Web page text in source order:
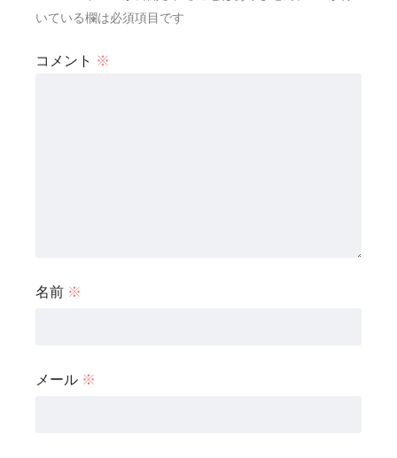
いている欄は必須項目です
コメント ※
名前 ※
メール ※